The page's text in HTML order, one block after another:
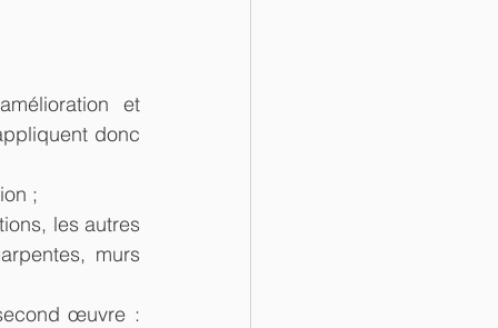
et
donc
;
les autres
murs
œuvre :